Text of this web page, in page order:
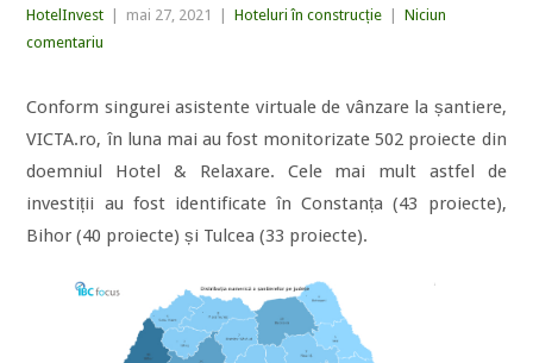
HotelInvest mai 27, 2021 Hoteluri în construcție
Niciun
comentariu
Conform singurei asistente virtuale de vânzare la șantiere,
VICTA.ro, în luna mai au fost monitorizate 502 proiecte din
doemniul Hotel & Relaxare. Cele mai mult astfel de
investiții au fost identificate în Constanța (43 proiecte),
Bihor (40 proiecte) și Tulcea (33 proiecte).